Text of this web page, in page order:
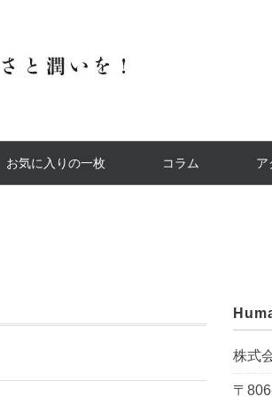
お気に入りの一枚 コラム ア
株式
〒